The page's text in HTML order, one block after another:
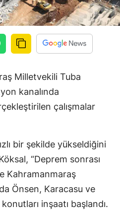
Milletvekili Tuba
kanalında
çalışmalar
bir şekilde yükseldiğini
“Deprem sonrası
Kahramanmaraş
Önsen, Karacasu ve
inşaatı başlandı.